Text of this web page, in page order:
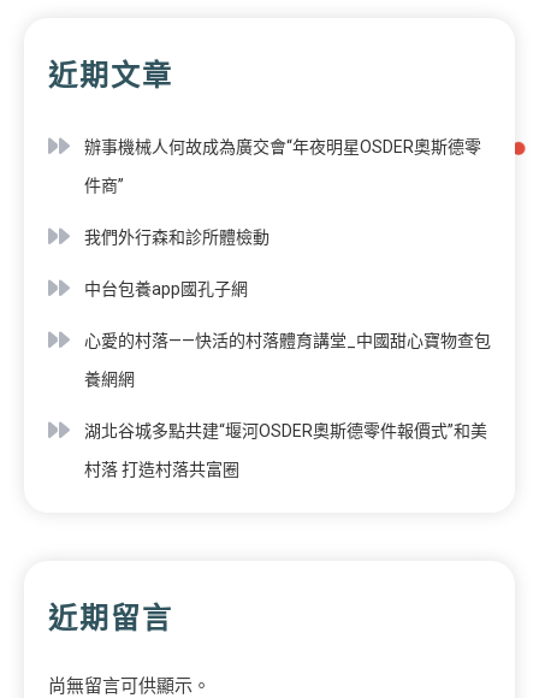
近期文章
辦事機械人何故成為廣交會“年夜明星OSDER奧斯德零
件商”
我們外行森和診所體檢動
中台包養app國孔子網
心愛的村落——快活的村落體育講堂_中國甜心寶物查包
養網網
湖北谷城多點共建“堰河OSDER奧斯德零件報價式”和美
村落 打造村落共富圈
近期留言
尚無留言可供顯示。